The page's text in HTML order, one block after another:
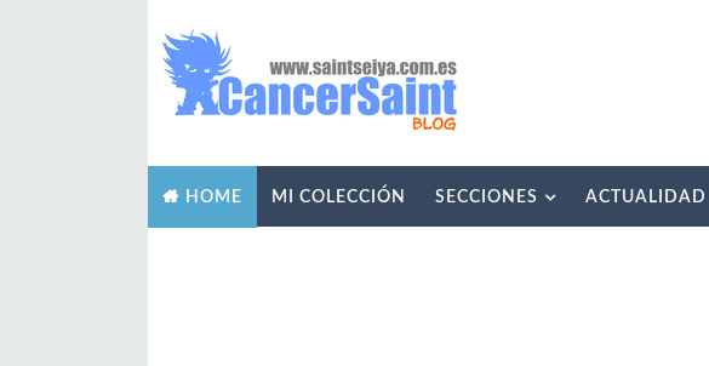
HOME MI COLECCIÓN SECCIONES ACTUALIDAD